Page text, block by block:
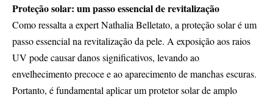
Proteção solar: um passo essencial de revitalização
Como ressalta a expert Nathalia Belletato, a proteção solar é um
passo essencial na revitalização da pele. A exposição aos raios
UV pode causar danos significativos, levando ao
envelhecimento precoce e ao aparecimento de manchas escuras.
Portanto, é fundamental aplicar um protetor solar de amplo